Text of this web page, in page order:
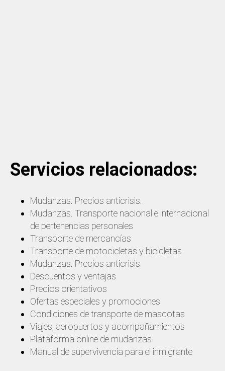
Servicios relacionados:
Mudanzas. Precios anticrisis.
Mudanzas. Transporte nacional e internacional
de pertenencias personales
Transporte de mercancías
Transporte de motocicletas y bicicletas
Mudanzas. Precios anticrisis
Descuentos y ventajas
Precios orientativos
Ofertas especiales y promociones
Condiciones de transporte de mascotas
Viajes, aeropuertos y acompañamientos
Plataforma online de mudanzas
Manual de supervivencia para el inmigrante